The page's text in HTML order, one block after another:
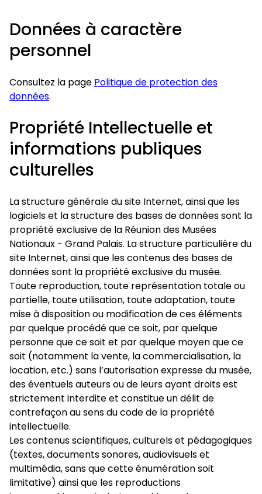
Données à caractère
personnel
Consultez la page Politique de protection des
données.
Propriété Intellectuelle et
informations publiques
culturelles
La structure générale du site Internet, ainsi que les
logiciels et la structure des bases de données sont la
propriété exclusive de la Réunion des Musées
Nationaux - Grand Palais. La structure particulière du
site Internet, ainsi que les contenus des bases de
données sont la propriété exclusive du musée.
Toute reproduction, toute représentation totale ou
partielle, toute utilisation, toute adaptation, toute
mise à disposition ou modification de ces éléments
par quelque procédé que ce soit, par quelque
personne que ce soit et par quelque moyen que ce
soit (notamment la vente, la commercialisation, la
location, etc.) sans l’autorisation expresse du musée,
des éventuels auteurs ou de leurs ayant droits est
strictement interdite et constitue un délit de
contrefaçon au sens du code de la propriété
intellectuelle.
Les contenus scientifiques, culturels et pédagogiques
(textes, documents sonores, audiovisuels et
multimédia, sans que cette énumération soit
limitative) ainsi que les reproductions